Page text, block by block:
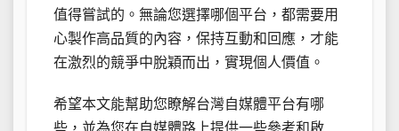
值得嘗試的。無論您選擇哪個平台，都需要用
心製作高品質的內容，保持互動和回應，才能
在激烈的競爭中脫穎而出，實現個人價值。
希望本文能幫助您瞭解台灣自媒體平台有哪
些，並為您在自媒體路上提供一些參考和啟